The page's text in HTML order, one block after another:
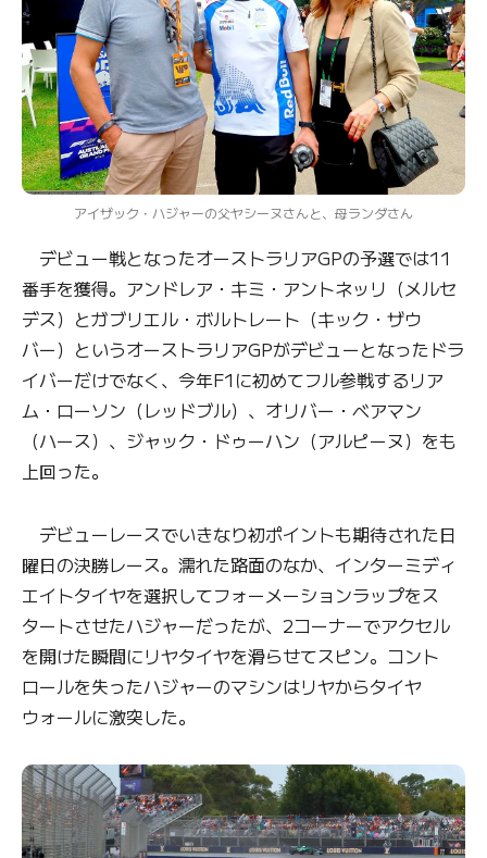
アイザック・ハジャーの父ヤシーヌさんと、母ランダさん
デビュー戦となったオーストラリアGPの予選では11
番手を獲得。アンドレア・キミ・アントネッリ（メルセ
デス）とガブリエル・ボルトレート（キック・ザウ
バー）というオーストラリアGPがデビューとなったドラ
イバーだけでなく、今年F1に初めてフル参戦するリア
ム・ローソン（レッドブル）、オリバー・ベアマン
（ハース）、ジャック・ドゥーハン（アルピーヌ）をも
上回った。
デビューレースでいきなり初ポイントも期待された日
曜日の決勝レース。濡れた路面のなか、インターミディ
エイトタイヤを選択してフォーメーションラップをス
タートさせたハジャーだったが、2コーナーでアクセル
を開けた瞬間にリヤタイヤを滑らせてスピン。コント
ロールを失ったハジャーのマシンはリヤからタイヤ
ウォールに激突した。